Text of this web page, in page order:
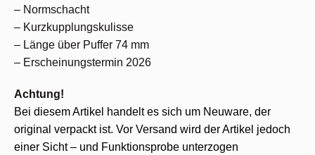
– Normschacht
– Kurzkupplungskulisse
– Länge über Puffer 74 mm
– Erscheinungstermin 2026
Achtung!
Bei diesem Artikel handelt es sich um Neuware, der
original verpackt ist. Vor Versand wird der Artikel jedoch
einer Sicht – und Funktionsprobe unterzogen